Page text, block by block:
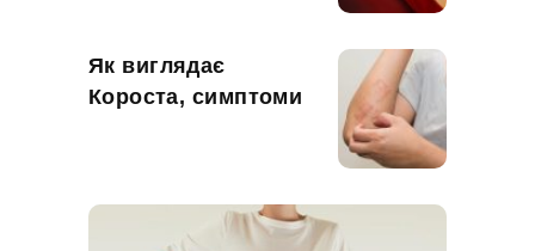
Як виглядає
Короста, симптоми